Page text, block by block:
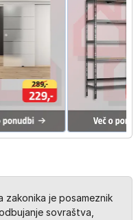
zakonika je posameznik
sovraštva,